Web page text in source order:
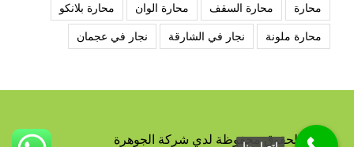
محارة
محارة السقف محارة الوان
محارة بلانكو
محارة ملونة
نجار في الشارقة نجار في عجمان
جميع الحقوق محفوظة لدي شركة الجوهرة